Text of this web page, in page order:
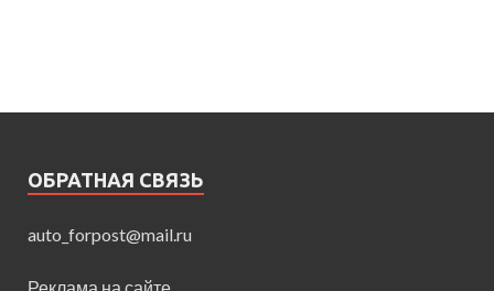
ОБРАТНАЯ СВЯЗЬ
auto_forpost@mail.ru